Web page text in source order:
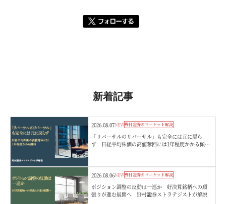
新着記事
2026.08.07NEW野村證券のマーケット解説
「リバーサルのリバーサル」も完全には元に戻ら
ず 日経平均株価の高値奪回には1年程度かかる傾
2026.08.06NEW野村證券のマーケット解説
ポジション調整の反動は一巡か 好決算銘柄への順
張りが進む展開へ 野村證券ストラテジストが解説